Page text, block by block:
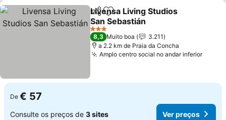
PartilharAdicionar aos favoritos
Livensa Living Studios
San Sebastián
3 Estrelas
8,3 Muito boa
3.211
a 2.2 km de Praia da Concha
Amplo centro social no andar inferior
De € 57
Consulte os preços de 3 sites Ver preços